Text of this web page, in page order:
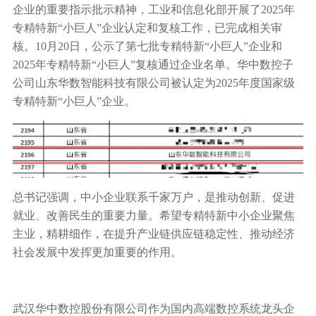
组织架构
企业文化
资质荣誉
员工风采
公司动态
行业动态
媒体报道
公示公告
视频中心
产品与应用
产品中心
应用案例
技术分享
投资者关系
投资者提问
法制宣传
投教园地
销售与服务网络
在线留言
人力资源
企业的重要指示批示精神，工业和信息化部开展了2025年
专精特新“小巨人”企业认定和复核工作，已完成相关审
核。10月20日，公示了第七批专精特新“小巨人”企业和
2025年专精特新“小巨人”复核通过企业名单。华中数控子
公司山东华数智能科技有限公司被认定为2025年度国家级
专精特新“小巨人”企业。
总书记强调，中小企业联系千家万户，是推动创新、促进
就业、改善民生的重要力量。希望专精特新中小企业聚焦
主业，精耕细作，在提升产业链供应链稳定性、推动经济
社会发展中发挥更加重要的作用。
武汉华中数控股份有限公司作为国内高端数控系统龙头企